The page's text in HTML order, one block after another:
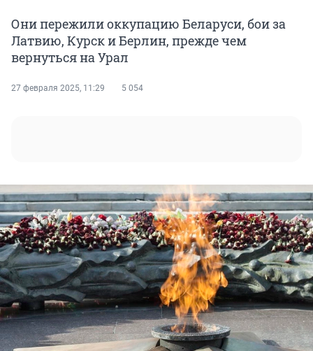
Они пережили оккупацию Беларуси, бои за
Латвию, Курск и Берлин, прежде чем
вернуться на Урал
27 февраля 2025, 11:29 5 054